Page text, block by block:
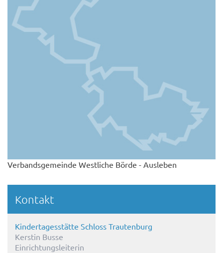
Verbandsgemeinde Westliche Börde - Ausleben
Kontakt
Kindertagesstätte Schloss Trautenburg
Kerstin Busse
Einrichtungsleiterin